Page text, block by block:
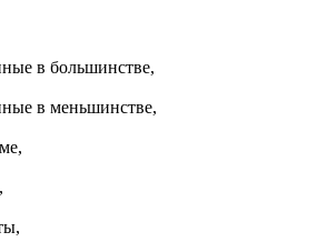
в большинстве,
в меньшинстве,